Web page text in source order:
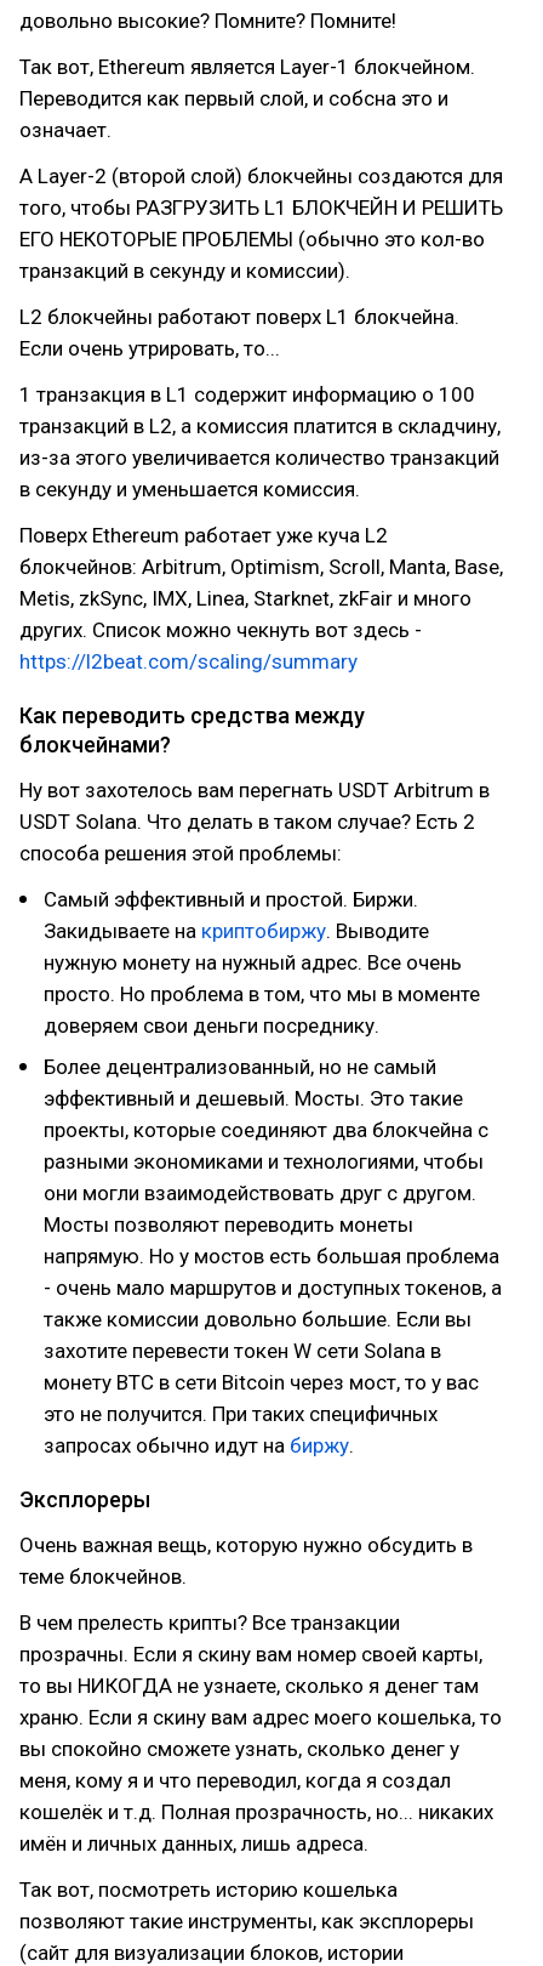
довольно высокие? Помните? Помните!
Так вот, Ethereum является Layer-1 блокчейном.
Переводится как первый слой, и собсна это и
означает.
А Layer-2 (второй слой) блокчейны создаются для
того, чтобы РАЗГРУЗИТЬ L1 БЛОКЧЕЙН И РЕШИТЬ
ЕГО НЕКОТОРЫЕ ПРОБЛЕМЫ (обычно это кол-во
транзакций в секунду и комиссии).
L2 блокчейны работают поверх L1 блокчейна.
Если очень утрировать, то...
1 транзакция в L1 содержит информацию о 100
транзакций в L2, а комиссия платится в складчину,
из-за этого увеличивается количество транзакций
в секунду и уменьшается комиссия.
Поверх Ethereum работает уже куча L2
блокчейнов: Arbitrum, Optimism, Scroll, Manta, Base,
Metis, zkSync, IMX, Linea, Starknet, zkFair и много
других. Список можно чекнуть вот здесь -
https://l2beat.com/scaling/summary
Как переводить средства между
блокчейнами?
Ну вот захотелось вам перегнать USDT Arbitrum в
USDT Solana. Что делать в таком случае? Есть 2
способа решения этой проблемы:
Самый эффективный и простой. Биржи.
Закидываете на криптобиржу. Выводите
нужную монету на нужный адрес. Все очень
просто. Но проблема в том, что мы в моменте
доверяем свои деньги посреднику.
Более децентрализованный, но не самый
эффективный и дешевый. Мосты. Это такие
проекты, которые соединяют два блокчейна с
разными экономиками и технологиями, чтобы
они могли взаимодействовать друг с другом.
Мосты позволяют переводить монеты
напрямую. Но у мостов есть большая проблема
- очень мало маршрутов и доступных токенов, а
также комиссии довольно большие. Если вы
захотите перевести токен W сети Solana в
монету BTC в сети Bitcoin через мост, то у вас
это не получится. При таких специфичных
запросах обычно идут на биржу.
Эксплореры
Очень важная вещь, которую нужно обсудить в
теме блокчейнов.
В чем прелесть крипты? Все транзакции
прозрачны. Если я скину вам номер своей карты,
то вы НИКОГДА не узнаете, сколько я денег там
храню. Если я скину вам адрес моего кошелька, то
вы спокойно сможете узнать, сколько денег у
меня, кому я и что переводил, когда я создал
кошелёк и т.д. Полная прозрачность, но... никаких
имён и личных данных, лишь адреса.
Так вот, посмотреть историю кошелька
позволяют такие инструменты, как эксплореры
(сайт для визуализации блоков, истории